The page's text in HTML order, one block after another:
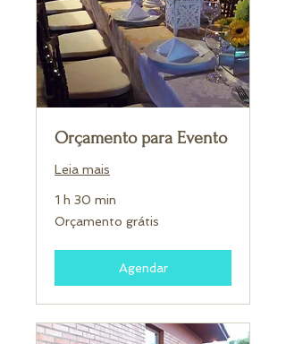
Orçamento para Evento
Leia mais
1 h 30 min
Orçamento
grátis
Orçamento grátis
Agendar